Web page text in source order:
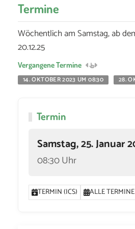
Termine
Wöchentlich am Samstag, ab
20.12.25
Vergangene Termine
14. OKTOBER 2023 UM 08:30
28.
Termin
Samstag, 25. Januar
08:30 Uhr
TERMIN (ICS) ALLE